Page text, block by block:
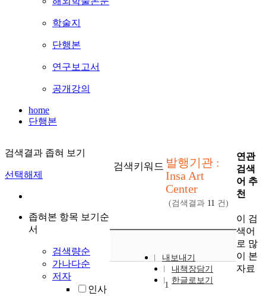
학술지
단행본
연구보고서
공개강의
home
단행본
검색결과 좁혀 보기
선택해제
좁혀본 항목 보기순
서
검색량순
가나다순
저자
인사
검색키워드 발행기관 :
Insa Art
Center
(검색결과 11 건)
내보내기
내책장담기
한글로보기
1
연관
검색
어 추
천
이 검
색어
로 많
이 본
자료